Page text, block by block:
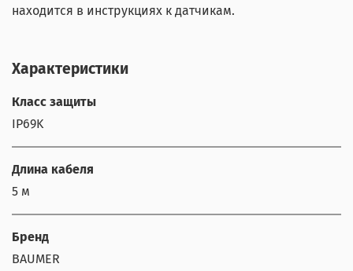
находится в инструкциях к датчикам.
Характеристики
Класс защиты
IP69K
Длина кабеля
5 м
Бренд
BAUMER